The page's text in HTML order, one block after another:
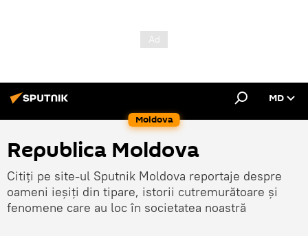
Moldova
MD
Republica Moldova
Citiți pe site-ul Sputnik Moldova reportaje despre
oameni ieșiți din tipare, istorii cutremurătoare și
fenomene care au loc în societatea noastră